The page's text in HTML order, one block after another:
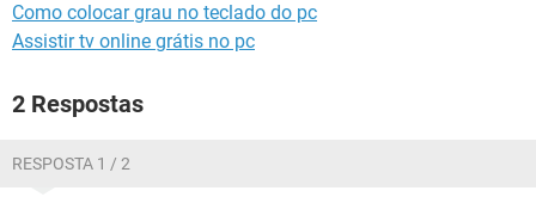
Como colocar grau no teclado do pc
Assistir tv online grátis no pc
2 Respostas
RESPOSTA 1 / 2